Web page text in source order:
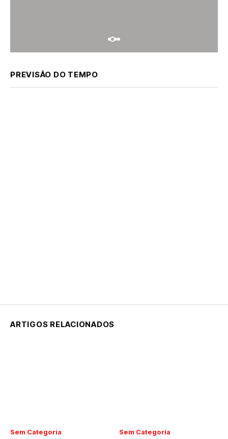
PREVISÃO DO TEMPO
ARTIGOS RELACIONADOS
Sem Categoria Sem Categoria